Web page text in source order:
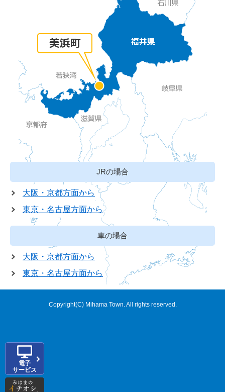
電子
サービス
JRの場合
大阪・京都方面から
東京・名古屋方面から
車の場合
大阪・京都方面から
東京・名古屋方面から
Copyright(C) Mihama Town. All rights reserved.